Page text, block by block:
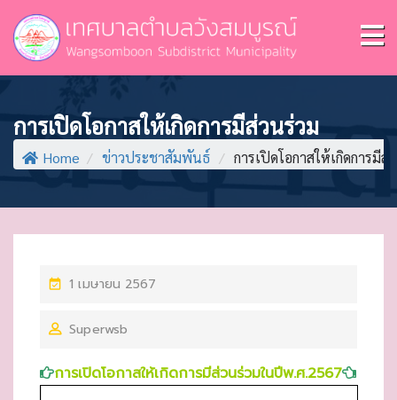
การเปิดโอกาสให้เกิดการมีส่วนร่วม
Home / ข่าวประชาสัมพันธ์ / การเปิดโอกาสให้เกิดการมีส่
P
S
E
1 เมษายน 2567
Superwsb
การเปิดโอกาสให้เกิดการมีส่วนร่วมในปีพ.ศ.2567